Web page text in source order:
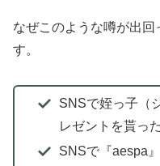
なぜこのような噂が出回
す。
SNSで姪っ子（
レゼントを貰っ
SNSで『aespa